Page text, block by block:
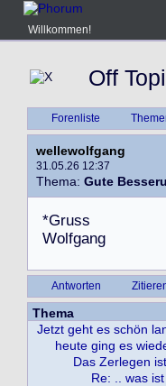
Willkommen!
Off
Forenliste
wellewolfgang
31.05.26 12:37
Thema: Gute
*Gruss
Wolfgang
Antworten
Thema
Jetzt geht es schön
heute ging es
Das Zerlegen
Re: .. was